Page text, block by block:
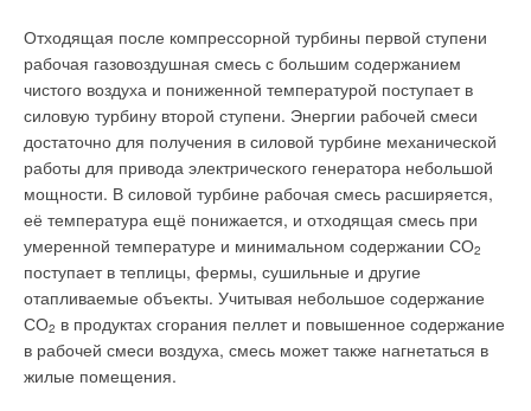
Отходящая после компрессорной турбины первой ступени
рабочая газовоздушная смесь с большим содержанием
чистого воздуха и пониженной температурой поступает в
силовую турбину второй ступени. Энергии рабочей смеси
достаточно для получения в силовой турбине механической
работы для привода электрического генератора небольшой
мощности. В силовой турбине рабочая смесь расширяется,
её температура ещё понижается, и отходящая смесь при
умеренной температуре и минимальном содержании СО2
поступает в теплицы, фермы, сушильные и другие
отапливаемые объекты. Учитывая небольшое содержание
СО2 в продуктах сгорания пеллет и повышенное содержание
в рабочей смеси воздуха, смесь может также нагнетаться в
жилые помещения.